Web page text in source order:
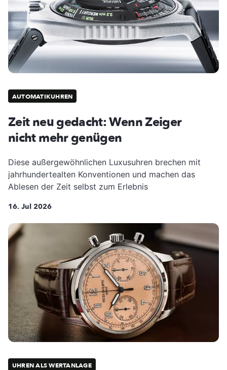
AUTOMATIKUHREN
Zeit neu gedacht: Wenn Zeiger
nicht mehr genügen
Diese außergewöhnlichen Luxusuhren brechen mit
jahrhundertealten Konventionen und machen das
Ablesen der Zeit selbst zum Erlebnis
16. Jul 2026
UHREN ALS WERTANLAGE